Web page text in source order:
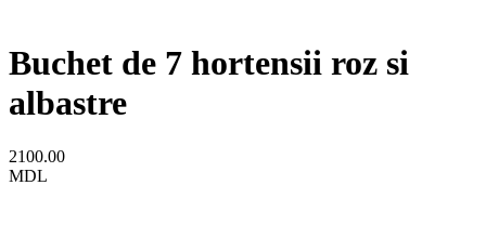
Buchet de 7 hortensii roz si
albastre
2100.00
MDL